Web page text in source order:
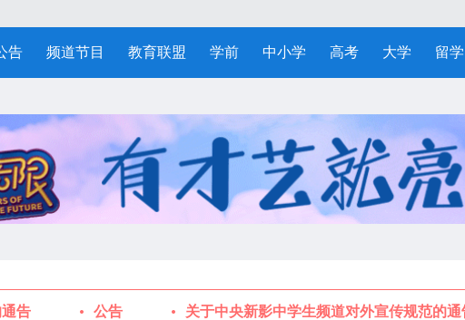
告 频道节目 教育联盟 学前 中小学 高考 大学 留学
告 公告 关于中央新影中学生频道对外宣传规范的通告